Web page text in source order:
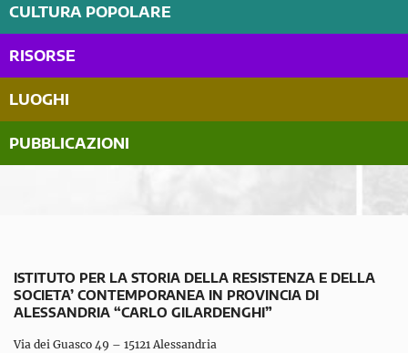
CULTURA POPOLARE
RISORSE
LUOGHI
PUBBLICAZIONI
ISTITUTO PER LA STORIA DELLA RESISTENZA E DELLA
SOCIETA’ CONTEMPORANEA IN PROVINCIA DI
ALESSANDRIA “CARLO GILARDENGHI”
Via dei Guasco 49 – 15121 Alessandria